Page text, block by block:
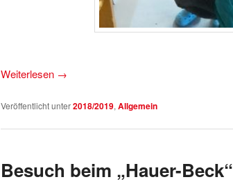
Weiterlesen →
Veröffentlicht unter2018/2019, Allgemein
Besuch beim „Hauer-Beck“